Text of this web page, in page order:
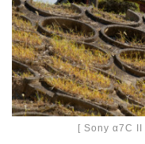
[ Sony α7C